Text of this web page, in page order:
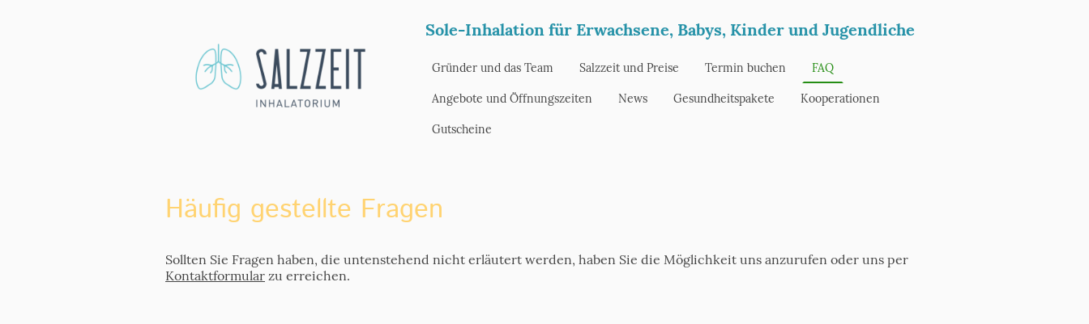
Sole-Inhalation für Erwachsene, Babys, Kinder und Jugendliche
Gründer und das Team Salzzeit und Preise Termin buchen FAQ
Angebote und Öffnungszeiten News Gesundheitspakete Kooperationen
Gutscheine
Häufig gestellte Fragen
Sollten Sie Fragen haben, die untenstehend nicht erläutert werden, haben Sie die Möglichkeit uns anzurufen oder uns per
Kontaktformular zu erreichen.